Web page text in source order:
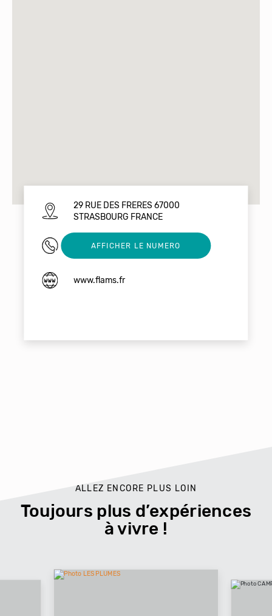
29 RUE DES FRERES 67000
STRASBOURG FRANCE
03 88 36 36 90
AFFICHER LE NUMERO
www.flams.fr
ALLEZ ENCORE PLUS LOIN
Toujours plus d’expériences
à vivre !